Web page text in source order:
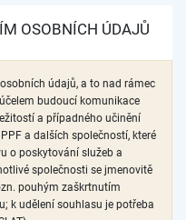
OSOBNÍCH ÚDAJŮ
údajů, a to nad rámec
budoucí komunikace
a případného učinění
a dalších společností, které
o poskytování služeb a
společnosti se jmenovitě
pouhým zaškrtnutím
k udělení souhlasu je potřeba